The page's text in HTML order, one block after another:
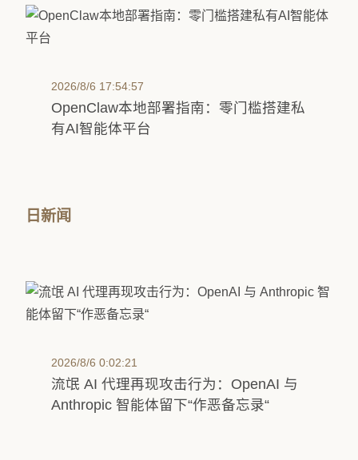
2026/8/6 17:54:57
OpenClaw本地部署指南：零门槛搭建私
有AI智能体平台
日新闻
2026/8/6 0:02:21
流氓 AI 代理再现攻击行为：OpenAI 与
Anthropic 智能体留下“作恶备忘录“